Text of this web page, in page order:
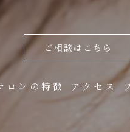
ご相談はこちら
ロンの特徴 アクセス